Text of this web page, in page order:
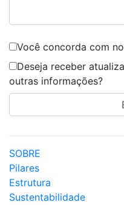
Você concorda com
Deseja receber
outras informações?
SOBRE
Pilares
Estrutura
Sustentabilidade